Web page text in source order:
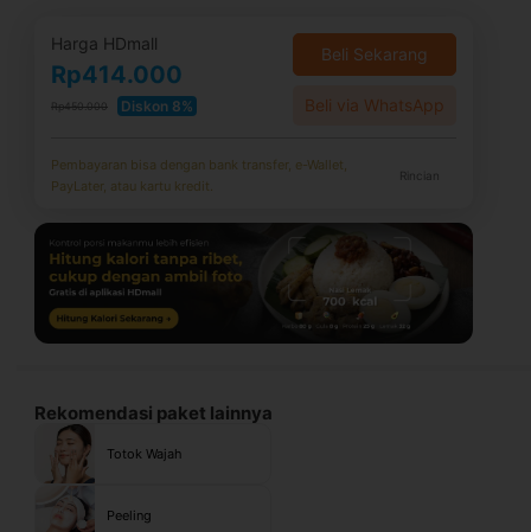
Harga HDmall
Rp414.000
Rp450.000 Diskon 8%
Beli Sekarang
Beli via WhatsApp
Pembayaran bisa dengan bank transfer, e-Wallet,
PayLater, atau kartu kredit.
Rincian
Rekomendasi paket lainnya
Totok Wajah
Peeling